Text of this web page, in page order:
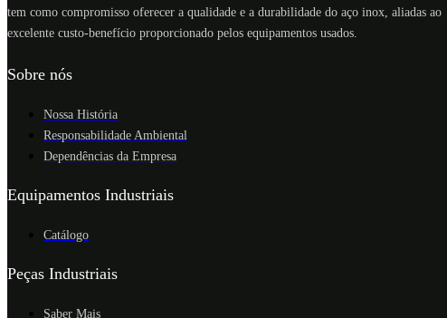
tem como compromisso oferecer a qualidade e a durabilidade do aço inox, aliadas ao
excelente custo-benefício proporcionado pelos equipamentos usados.
Sobre nós
Nossa História
Responsabilidade Ambiental
Dependências da Empresa
Equipamentos Industriais
Catálogo
Peças Industriais
Saber Mais